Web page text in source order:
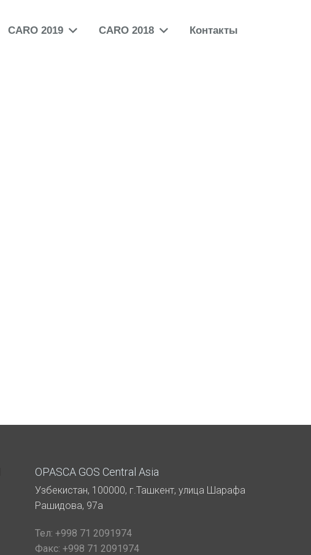
CARO 2019 CARO 2018 Контакты
OPASCA GOS Central Asia
Узбекистан, 100000, г.Ташкент, улица Шарафа
Рашидова, 97а
Тел: +998 71 2091974
Факс: +998 71 2091974